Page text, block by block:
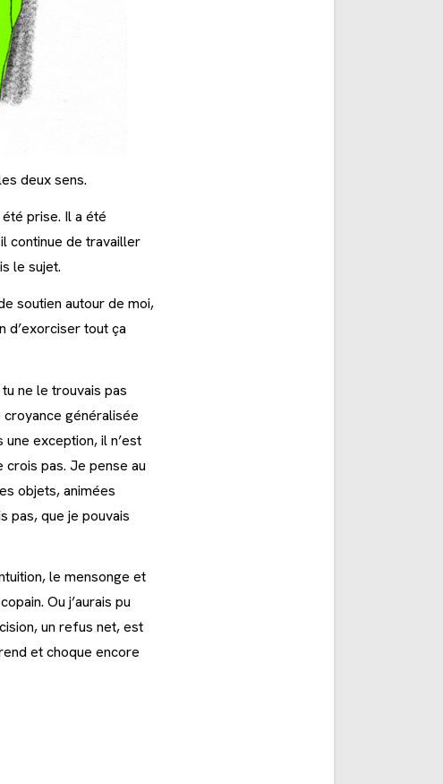
deux sens.
prise. Il a été
continue de travailler
le sujet.
soutien autour de moi,
d’exorciser tout ça
ne le trouvais pas
croyance généralisée
exception, il n’est
crois pas. Je pense au
objets, animées
pas, que je pouvais
le mensonge et
Ou j’aurais pu
un refus net, est
et choque encore